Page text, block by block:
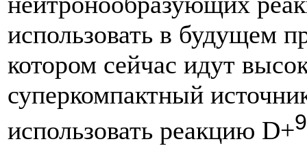
использовать в будущем
котором сейчас идут
суперкомпактный
использовать реакцию D+9